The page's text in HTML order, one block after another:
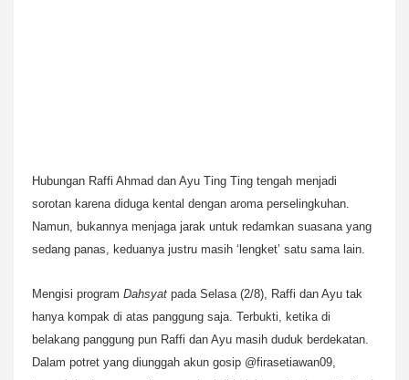
Hubungan Raffi Ahmad dan Ayu Ting Ting tengah menjadi
sorotan karena diduga kental dengan aroma perselingkuhan.
Namun, bukannya menjaga jarak untuk redamkan suasana yang
sedang panas, keduanya justru masih ‘lengket’ satu sama lain.
Mengisi program Dahsyat pada Selasa (2/8), Raffi dan Ayu tak
hanya kompak di atas panggung saja. Terbukti, ketika di
belakang panggung pun Raffi dan Ayu masih duduk berdekatan.
Dalam potret yang diunggah akun gosip @firasetiawan09,